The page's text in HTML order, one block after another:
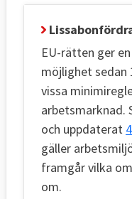
EU-rätten ger
möjlighet
vissa
arbetsmarknad.
och uppdaterat
gäller
framgår vilka
om.